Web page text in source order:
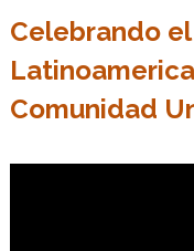
Celebrando
Comunidad